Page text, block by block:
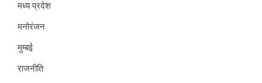
मध्य प्रदेश
मनोरंजन
मुम्बई
राजनीति